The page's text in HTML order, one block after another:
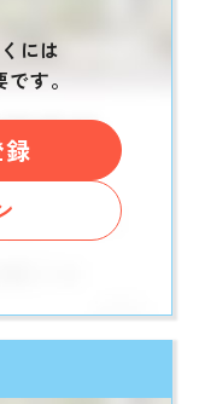
には
す。